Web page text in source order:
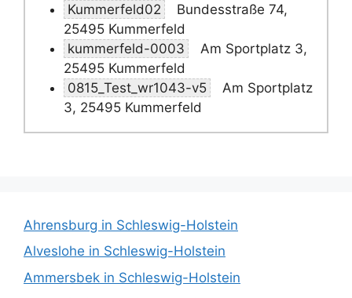
Kummerfeld02
Bundesstraße 74,
25495 Kummerfeld
kummerfeld-0003
Am Sportplatz 3,
25495 Kummerfeld
0815_Test_wr1043-v5
Am Sportplatz
3, 25495 Kummerfeld
Ahrensburg in Schleswig-Holstein
Alveslohe in Schleswig-Holstein
Ammersbek in Schleswig-Holstein